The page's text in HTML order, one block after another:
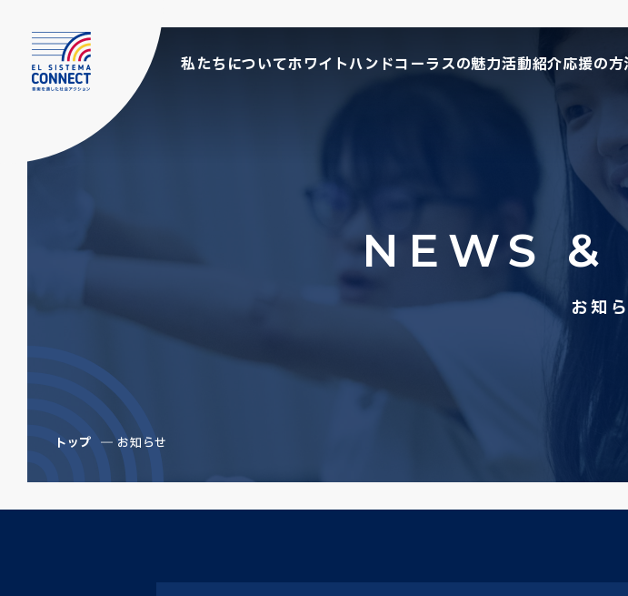
私たちについてホワイトハンドコーラスの魅力活動紹介応援の方
NEWS &
お知
トップ お知らせ